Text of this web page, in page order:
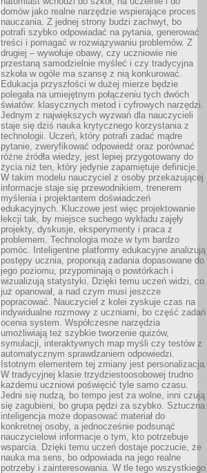
domów jako realne narzędzie wspierające proces
nauczania. Z jednej strony budzi zachwyt, bo
potrafi szybko odpowiadać na pytania, generować
treści i pomagać w rozwiązywaniu problemów. Z
drugiej – wywołuje obawy, czy uczniowie nie
przestaną samodzielnie myśleć i czy tradycyjna
szkoła w ogóle ma szansę z nią konkurować.
Edukacja przyszłości w dużej mierze będzie
polegała na umiejętnym połączeniu tych dwóch
światów: klasycznych metod i cyfrowych narzędzi.
Jednym z największych wyzwań dla nauczycieli
staje się dziś nauka krytycznego korzystania z
technologii. Uczeń, który potrafi zadać mądre
pytanie, zweryfikować odpowiedź oraz porównać
różne źródła wiedzy, jest lepiej przygotowany do
życia niż ten, który jedynie zapamiętuje definicje.
W takim modelu nauczyciel z osoby przekazującej
informacje staje się przewodnikiem, trenerem
myślenia i projektantem doświadczeń
edukacyjnych. Kluczowe jest więc projektowanie
lekcji tak, by miejsce suchego wykładu zajęły
projekty, dyskusje, eksperymenty i praca z
problemem. Technologia może w tym bardzo
pomóc. Inteligentne platformy edukacyjne analizują
postępy ucznia, proponują zadania dopasowane do
jego poziomu, przypominają o powtórkach i
wizualizują statystyki. Dzięki temu uczeń widzi, co
już opanował, a nad czym musi jeszcze
popracować. Nauczyciel z kolei zyskuje czas na
indywidualne rozmowy z uczniami, bo część zadań
ocenia system. Współczesne narzędzia
umożliwiają też szybkie tworzenie quizów,
symulacji, interaktywnych map myśli czy testów z
automatycznym sprawdzaniem odpowiedzi.
Istotnym elementem tej zmiany jest personalizacja.
W tradycyjnej klasie trzydziestoosobowej trudno
każdemu uczniowi poświęcić tyle samo czasu.
Jedni się nudzą, bo tempo jest za wolne, inni czują
się zagubieni, bo grupa pędzi za szybko. Sztuczna
inteligencja może dopasować materiał do
konkretnej osoby, a jednocześnie podsunąć
nauczycielowi informacje o tym, kto potrzebuje
wsparcia. Dzięki temu uczeń dostaje poczucie, że
nauka ma sens, bo odpowiada na jego realne
potrzeby i zainteresowania. W tle tego wszystkiego